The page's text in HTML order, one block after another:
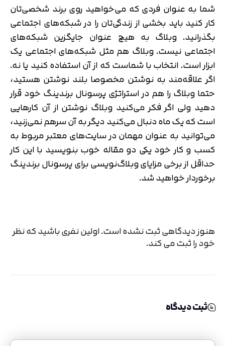
شما به عنوان فردی که می‌خواهید روی برند شخصی‌تان
کار کنید باید بخشی از زندگی‌تان را در شبکه‌های اجتماعی
بگذرانید. وبلاگ به هیچ عنوان جایگزین شبکه‌های
اجتماعی نیست. وبلاگ هم مثل شبکه‌های اجتماعی یک
ابزار است. انتخاب با شماست که از آن استفاده کنید یا نه.
اگر علاقه‌مند به نوشتن مخصوصا بلند نوشتن هستید،
حتما وبلاگ را هم در استراتژی پرسونال برندینگ خود قرار
دهید ولی اگر فکر می‌کنید وبلاگ نوشتن از آن کارهایی
است که یک ماه دنبال می‌کنید دیگر به آن سرهم نمی‌زنید،
می‌توانید به عنوان مهمان در سایت‌های معتبر مربوط به
کسب و کار خود یکی دو مقاله خوب بنویسید با این کار
حداقل از برخی مزایای وبلاگ‌نویسی برای پرسونال برندینگ
برخوردار خواهید شد.
هنوز دیدگاهی ثبت نشده است. اولین نفری باشید که نظر
خود را ثبت می کند.
ثبت دیدگاه